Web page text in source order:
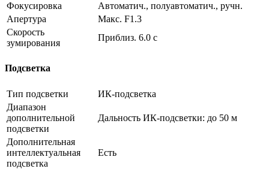
Фокусировка
Автоматич., полуавтоматич., ручн.
Апертура
Макс. F1.3
Скорость
зумирования
Приблиз. 6.0 с
Подсветка
Тип подсветки
ИК-подсветка
Диапазон
дополнительной
подсветки
Дальность ИК-подсветки: до 50 м
Дополнительная
интеллектуальная
подсветка
Есть